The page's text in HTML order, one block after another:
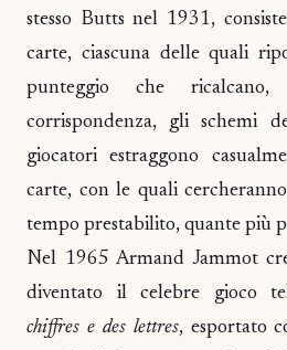
stesso Butts nel 1931,
carte, ciascuna delle quali
punteggio che
corrispondenza, gli schemi
giocatori estraggono
carte, con le quali
tempo prestabilito, quante più
Nel 1965 Armand Jammot
diventato il celebre gioco
chiffres e des lettres, esportato